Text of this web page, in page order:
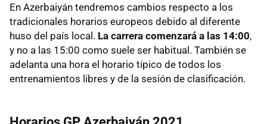
En Azerbaiyán tendremos cambios respecto a los
tradicionales horarios europeos debido al diferente
huso del país local. La carrera comenzará a las 14:00,
y no a las 15:00 como suele ser habitual. También se
adelanta una hora el horario típico de todos los
entrenamientos libres y de la sesión de clasificación.